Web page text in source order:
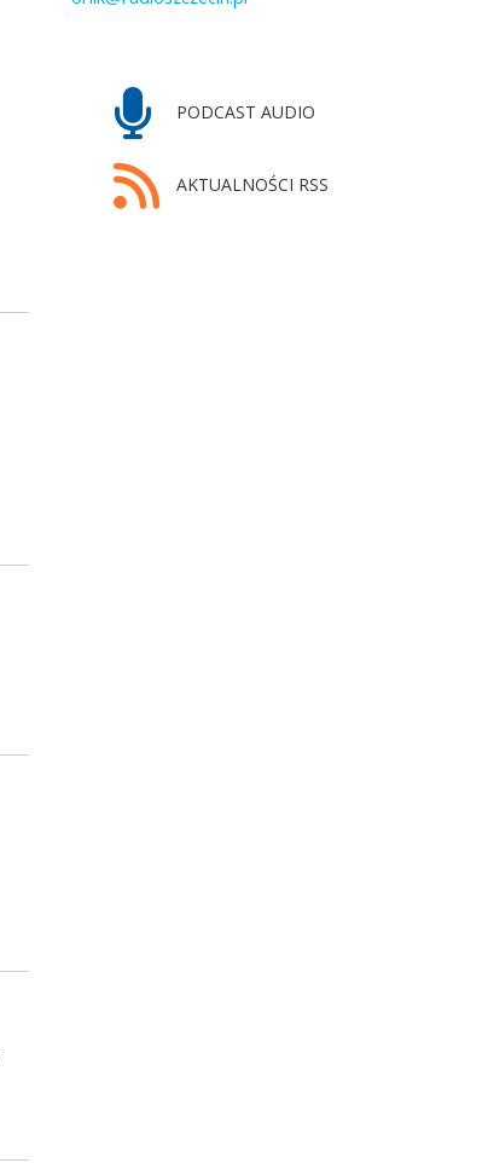
PODCAST AUDIO
AKTUALNOŚCI RSS